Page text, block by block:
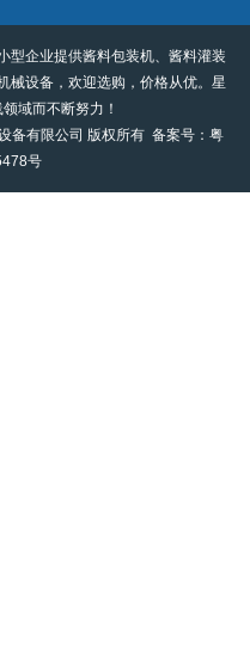
型企业提供酱料包装机、酱料灌装
械设备，欢迎选购，价格从优。星
域而不断努力！
备有限公司 版权所有 备案号： 粤
号